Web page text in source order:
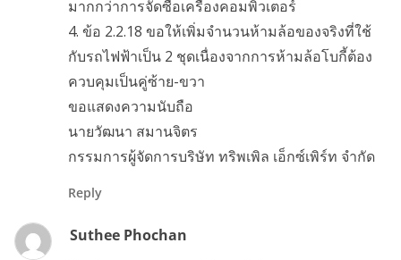
มากกว่าการจัดซื้อเครื่องคอมพิวเตอร์
4. ข้อ 2.2.18 ขอให้เพิ่มจำนวนห้ามล้อของจริงที่ใช้
กับรถไฟฟ้าเป็น 2 ชุดเนื่องจากการห้ามล้อโบกี้ต้อง
ควบคุมเป็นคู่ซ้าย-ขวา
ขอแสดงความนับถือ
นายวัฒนา สมานจิตร
กรรมการผู้จัดการบริษัท ทริพเพิล เอ็กซ์เพิร์ท จำกัด
Reply
Suthee Phochan